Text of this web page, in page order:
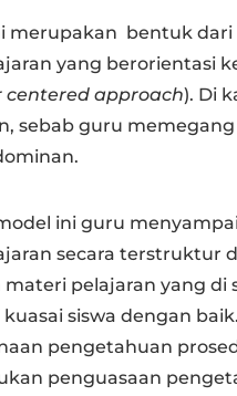
merupakan bentuk
yang berorientasi
centered approach). Di
sebab guru
ini guru
secara terstruktur
materi pelajaran yang di
siswa dengan
pengetahuan
penguasaan